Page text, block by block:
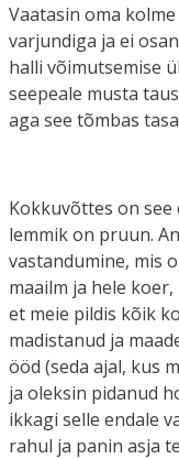
Vaatasin oma
varjundiga ja ei
halli võimutsemise
seepeale musta
aga see tõmbas
Kokkuvõttes on
lemmik on pruun.
vastandumine, mis
maailm ja hele
et meie pildis kõik
madistanud ja
ööd (seda ajal, kus
ja oleksin pidanud
ikkagi selle endale
rahul ja panin asja